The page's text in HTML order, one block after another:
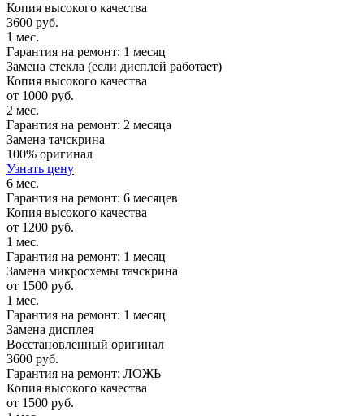
Копия высокого качества
3600 руб.
1 мес.
Гарантия на ремонт: 1 месяц
Замена стекла (если дисплей работает)
Копия высокого качества
от 1000 руб.
2 мес.
Гарантия на ремонт: 2 месяца
Замена тачскрина
100% оригинал
Узнать цену
6 мес.
Гарантия на ремонт: 6 месяцев
Копия высокого качества
от 1200 руб.
1 мес.
Гарантия на ремонт: 1 месяц
Замена микросхемы тачскрина
от 1500 руб.
1 мес.
Гарантия на ремонт: 1 месяц
Замена дисплея
Восстановленный оригинал
3600 руб.
Гарантия на ремонт: ЛОЖЬ
Копия высокого качества
от 1500 руб.